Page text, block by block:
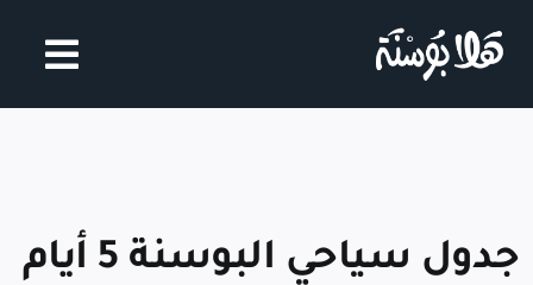
جدول سياحي البوسنة 5 أيام